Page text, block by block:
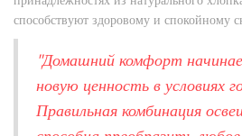
способствуют здоровому и спокойному
"Домашний комфорт
новую ценность в условиях
Правильная комбинация